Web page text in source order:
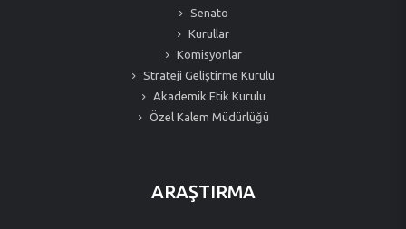
Senato
Kurullar
Komisyonlar
Strateji Geliştirme Kurulu
Akademik Etik Kurulu
Özel Kalem Müdürlüğü
ARAŞTIRMA